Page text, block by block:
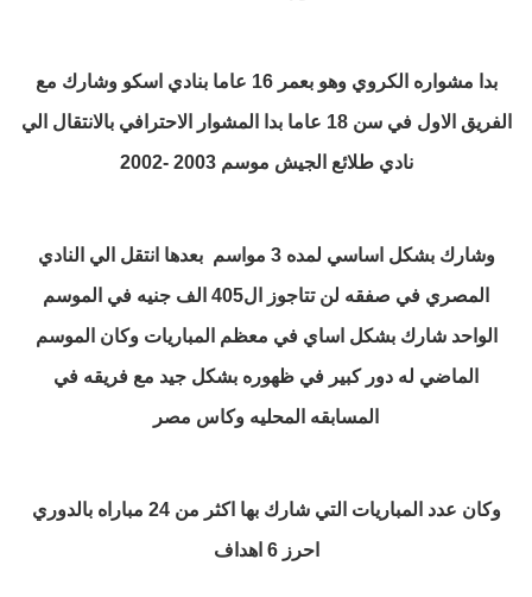
بدا مشواره الكروي وهو بعمر 16 عاما بنادي اسكو وشارك مع
الفريق الاول في سن 18 عاما بدا المشوار الاحترافي بالانتقال الي
نادي طلائع الجيش موسم 2003 -2002
وشارك بشكل اساسي لمده 3 مواسم بعدها انتقل الي النادي
المصري في صفقه لن تتاجوز ال405 الف جنيه في الموسم
الواحد شارك بشكل اساي في معظم المباريات وكان الموسم
الماضي له دور كبير في ظهوره بشكل جيد مع فريقه في
المسابقه المحليه وكاس مصر
وكان عدد المباريات التي شارك بها اكثر من 24 مباراه بالدوري
احرز 6 اهداف